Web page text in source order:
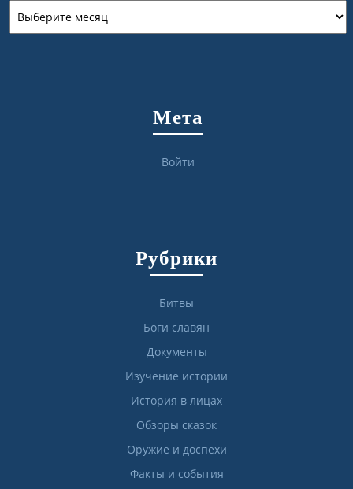
Мета
Войти
Рубрики
Битвы
Боги славян
Документы
Изучение истории
История в лицах
Обзоры сказок
Оружие и доспехи
Факты и события